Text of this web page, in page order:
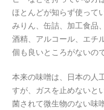
ほとんどが知らず使って
みりん、缶詰、加工食品
酒精、アルコール、エチ
個も良いところがないので
本来の味噌は、日本の人
すが、ガスを止めないと
菌されて微生物のない味